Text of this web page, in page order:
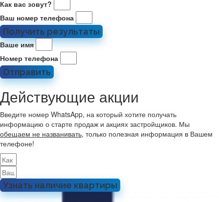
Как вас зовут?
Ваш номер телефона
Получить результаты
Ваше имя
Номер телефона
Отправить
Действующие акции
Введите номер WhatsApp, на который хотите получать
информацию о старте продаж и акциях застройщиков. Мы
обещаем не названивать, только полезная информация в Вашем
телефоне!
Узнать наличие квартиры